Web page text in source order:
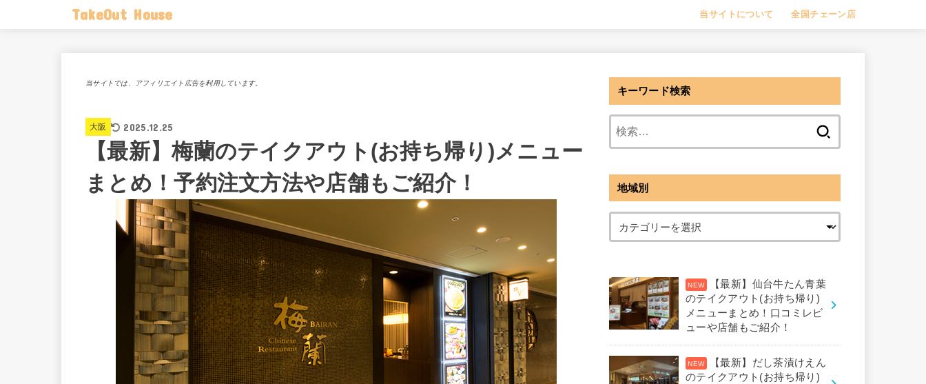
TakeOut House 当サイトについて 全国チェーン店
当サイトでは、アフィリエイト広告を利用しています。
大阪 2025.12.25
【最新】梅蘭のテイクアウト(お持ち帰り)メニュー
まとめ！予約注文方法や店舗もご紹介！
キーワード検索
地域別
【最新】仙台牛たん青葉
のテイクアウト(お持ち帰り)
メニューまとめ！口コミレビ
ューや店舗もご紹介！
【最新】だし茶漬けえん
のテイクアウト(お持ち帰り)